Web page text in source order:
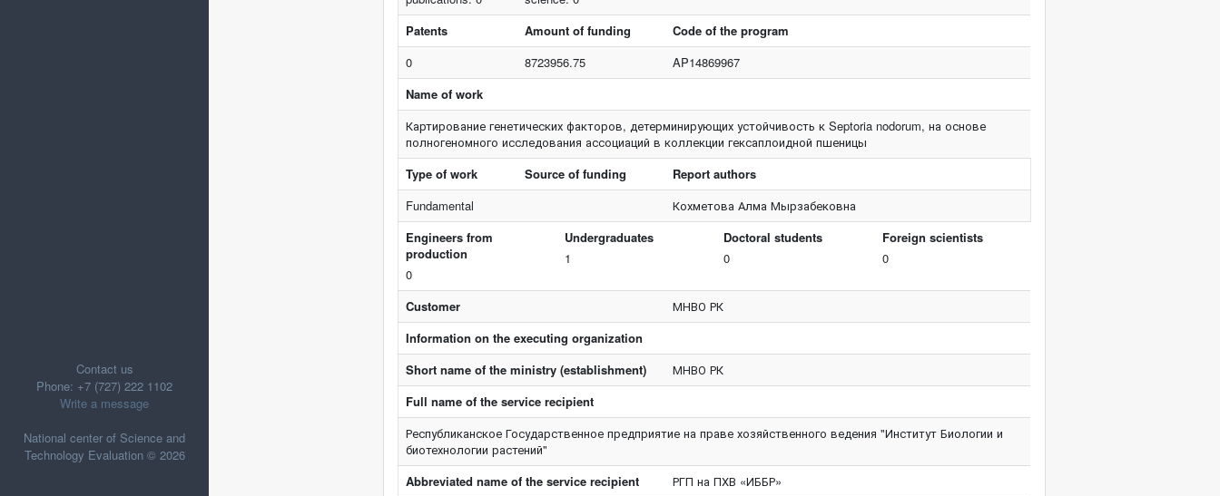
Contact us
Phone: +7 (727) 222 1102
Write a message
National center of Science and
Technology Evaluation © 2026
Patents Amount of funding
Code of the program
0
8723956.75
AP14869967
Name of work
Картирование генетических факторов, детерминирующих устойчивость к Septoria nodorum, на основе
полногеномного исследования ассоциаций в коллекции гексаплоидной пшеницы
Type of work
Source of funding
Report authors
Fundamental
Кохметова Алма Мырзабековна
Engineers from
production
0
Undergraduates
1
Doctoral students
0
Foreign scientists
0
Customer
МНВО РК
Information on the executing organization
Short name of the ministry (establishment)
МНВО РК
Full name of the service recipient
Республиканское Государственное предприятие на праве хозяйственного ведения "Институт Биологии и
биотехнологии растений"
Abbreviated name of the service recipient
РГП на ПХВ «ИББР»